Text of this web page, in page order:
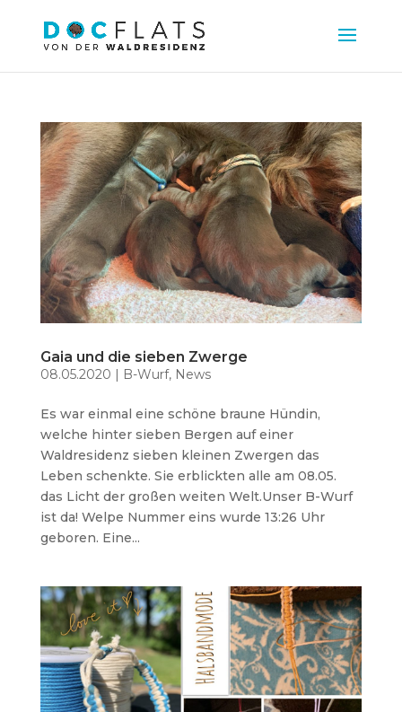
Gaia und die sieben Zwerge
08.05.2020 | B-Wurf, News
Es war einmal eine schöne braune Hündin,
welche hinter sieben Bergen auf einer
Waldresidenz sieben kleinen Zwergen das
Leben schenkte. Sie erblickten alle am 08.05.
das Licht der großen weiten Welt.Unser B-Wurf
ist da! Welpe Nummer eins wurde 13:26 Uhr
geboren. Eine...